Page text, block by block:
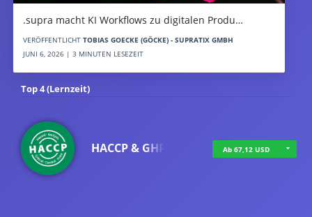
.supra macht KI Workflows zu digitalen Produ…
VERÖFFENTLICHT TOBIAS GOECKE (GÖCKE) - SUPRATIX GMBH
JUNI 6, 2026 | 3 MINUTEN LESEZEIT
Top 4 (Lernzeit)
HACCP & GHP Ab 67,12 USD